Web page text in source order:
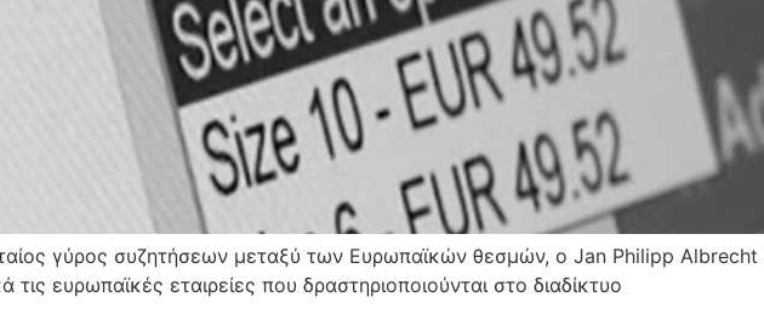
γύρος συζητήσεων μεταξύ των Ευρωπαϊκών θεσμών, ο Jan Philipp Albrecht
ευρωπαϊκές εταιρείες που δραστηριοποιούνται στο διαδίκτυο